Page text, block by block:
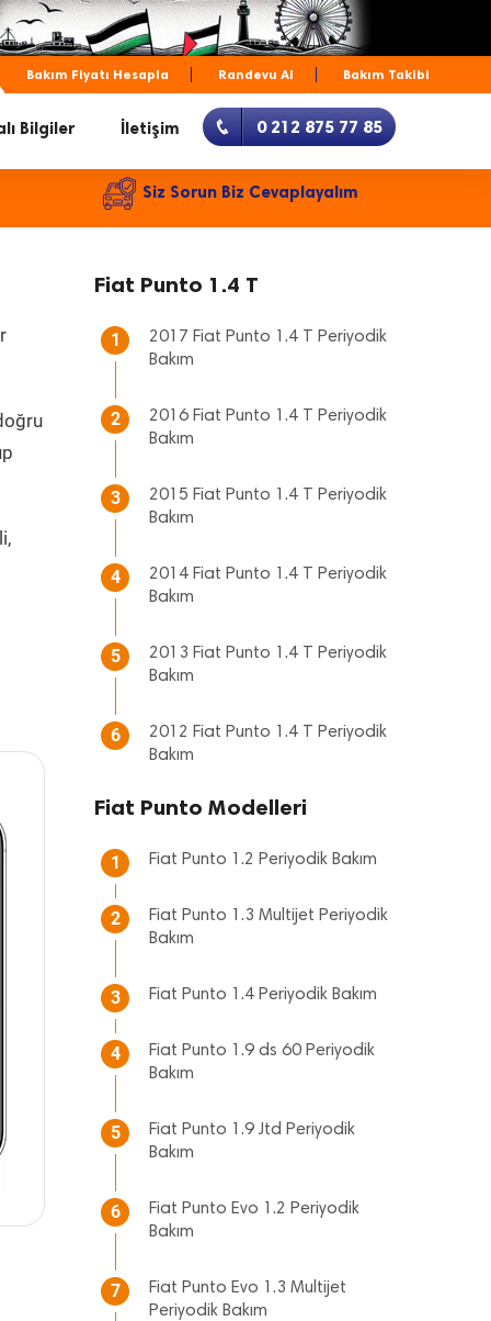
Bakım Fiyatı Hesapla Randevu Al Bakım Takibi
Bilgiler İletişim 0 212 875 77 85
Siz Sorun Biz Cevaplayalım
Fiat Punto 1.4 T
1
2017 Fiat Punto 1.4 T Periyodik
Bakım
2
2016 Fiat Punto 1.4 T Periyodik
Bakım
3
2015 Fiat Punto 1.4 T Periyodik
Bakım
4
2014 Fiat Punto 1.4 T Periyodik
Bakım
5
2013 Fiat Punto 1.4 T Periyodik
Bakım
6
2012 Fiat Punto 1.4 T Periyodik
Bakım
Fiat Punto Modelleri
1 Fiat Punto 1.2 Periyodik Bakım
2
Fiat Punto 1.3 Multijet Periyodik
Bakım
3 Fiat Punto 1.4 Periyodik Bakım
4
Fiat Punto 1.9 ds 60 Periyodik
Bakım
5
Fiat Punto 1.9 Jtd Periyodik
Bakım
6
Fiat Punto Evo 1.2 Periyodik
Bakım
7
Fiat Punto Evo 1.3 Multijet
Periyodik Bakım